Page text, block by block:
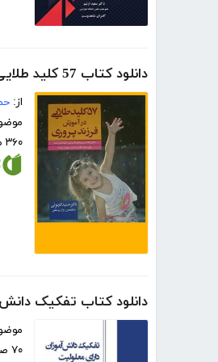
دانلود کتاب 57 کلید طلایی در آموزش فرزند‌پروری
از:
۳۶۰ صفحه
دانلود کتاب تفکیک
۷۰ صفحه